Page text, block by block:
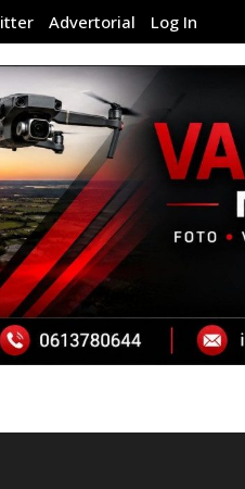
Advertorial Log In